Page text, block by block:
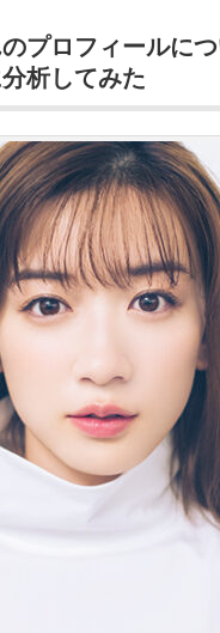
プロフィールに
析してみた